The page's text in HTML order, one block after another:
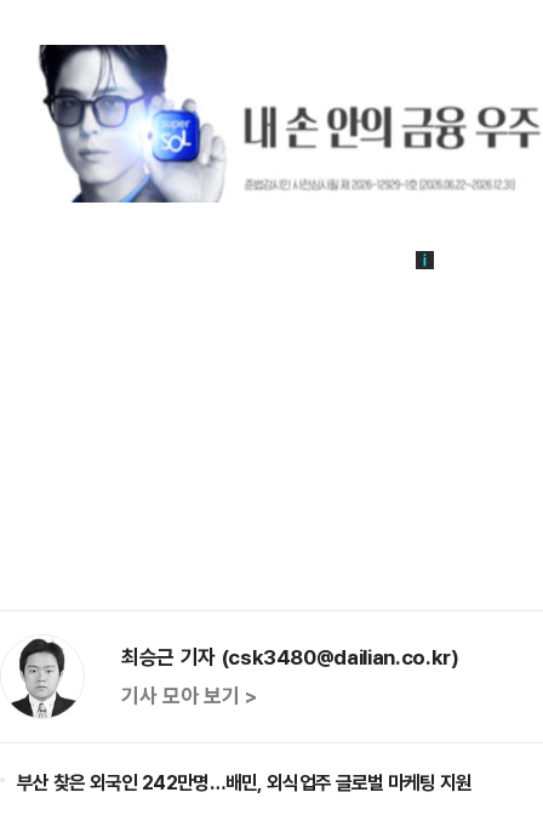
최승근 기자 (csk3480@dailian.co.kr)
기사 모아 보기 >
부산 찾은 외국인 242만명…배민, 외식업주 글로벌 마케팅 지원